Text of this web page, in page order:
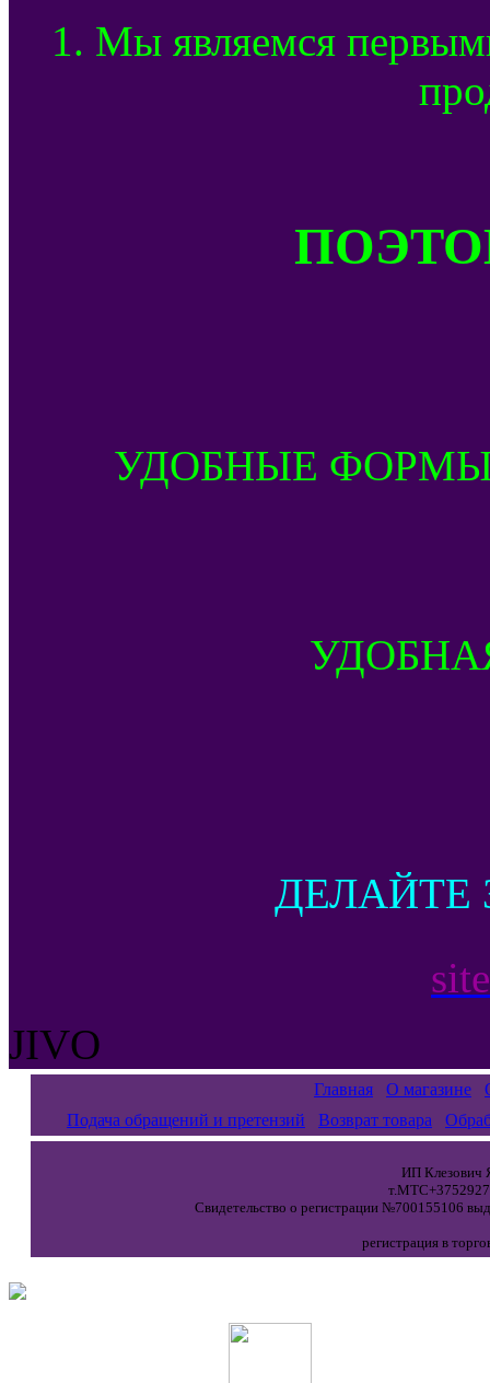
1. Мы являемся
УДОБНЫЕ
ДЕЛАЙТЕ
JIVO
Главная О магазине
Подача обращений и претензий
Возврат товара
ИП Клезович
Свидетельство о регистрации №700155106
регистрация в